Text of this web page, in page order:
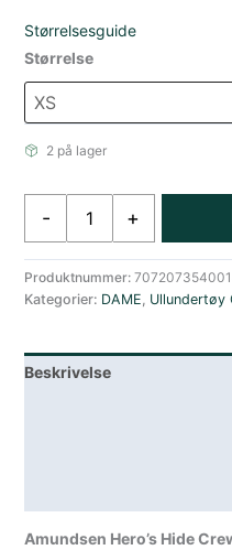
Størrelsesguide
Størrelse
2 på lager
-
Hide
Rund
Ulltrøye
Overdel
+
Produktnummer:
Kategorier: DAME, Ullundertøy
Beskrivelse
Amundsen Hero’s Hide